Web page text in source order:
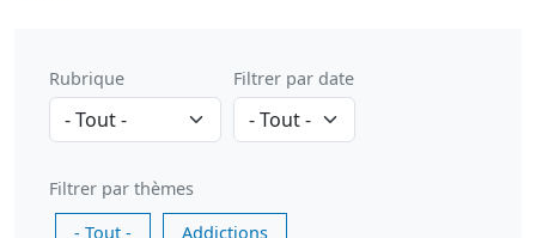
Rubrique Filtrer par date
Filtrer par thèmes
- Tout -
Addictions